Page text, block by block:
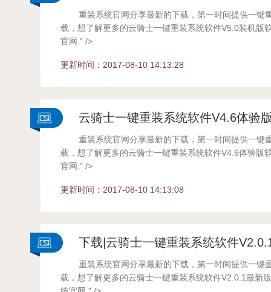
重装系统官网分享最新的下载，第一时间提供一键
载，想了解更多的云骑士一键重装系统软件V5.0装机版
官网." />
更新时间：2017-08-10 14:13:28
云骑士一键重装系统软件V4.6体验
重装系统官网分享最新的下载，第一时间提供一键
载，想了解更多的云骑士一键重装系统软件V4.6体验版
官网." />
更新时间：2017-08-10 14:13:08
下载|云骑士一键重装系统软件
统
重装系统官网分享最新的下载，第一时间提供一键
载，想了解更多的云骑士一键重装系统软件V2.0.1最新